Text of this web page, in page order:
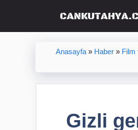
Anasayfa » Haber » Film
Gizli